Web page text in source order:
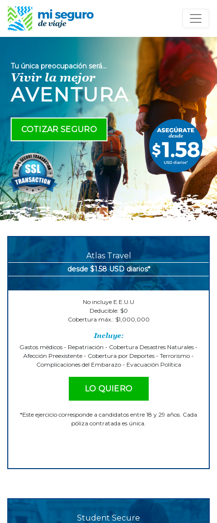
Tu única preocupación será...
Vivir la mejor
AVENTURA
COTIZAR SEGURO
Atlas Travel
desde $1.58 USD diarios*
No incluye E.E.U.U
Deducible: $0
Cobertura máx.: $1,000,000
Incluye:
Gastos médicos - Repatriación - Cobertura Desastres Naturales -
Afección Preexistente - Cobertura por Deportes - Terrorismo -
Complicaciones del Embarazo - Evacuación Política
LO QUIERO
*Este ejercicio corresponde a candidatos entre 18 y 29 años. Cada
póliza contratada es única.
Student Secure